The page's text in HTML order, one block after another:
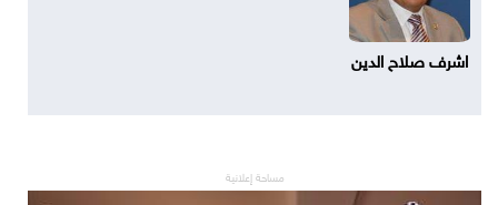
اشرف صلاح الدين
مساحة إعلانية